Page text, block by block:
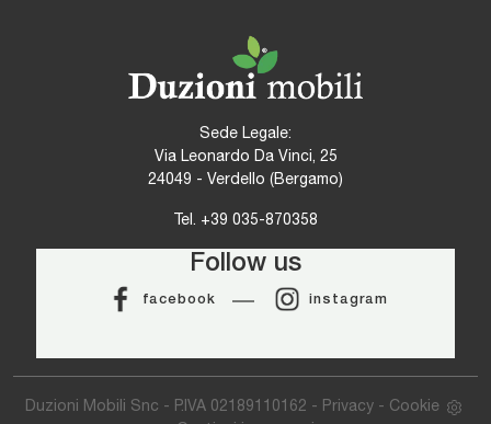
Sede Legale:
Via Leonardo Da Vinci, 25
24049 - Verdello (Bergamo)
Tel. +39 035-870358
Follow us
facebook instagram
Duzioni Mobili Snc - P.IVA 02189110162 - Privacy- Cookie